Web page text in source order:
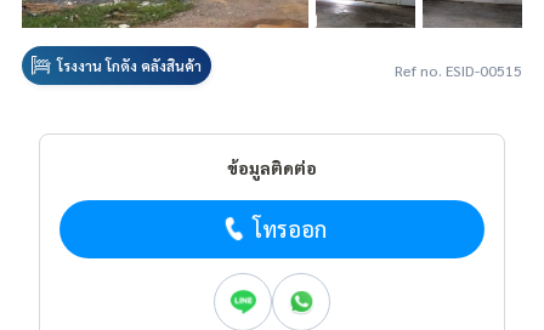
โรงงาน โกดัง คลังสินค้า Ref no. ESID-00515
ข้อมูลติดต่อ
โทรออก